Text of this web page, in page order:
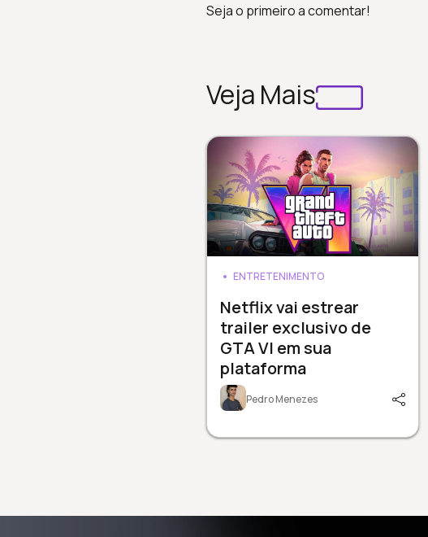
Seja o primeiro a comentar!
Veja Mais
ENTRETENIMENTO
Netflix vai estrear
trailer exclusivo de
GTA VI em sua
plataforma
Pedro Menezes